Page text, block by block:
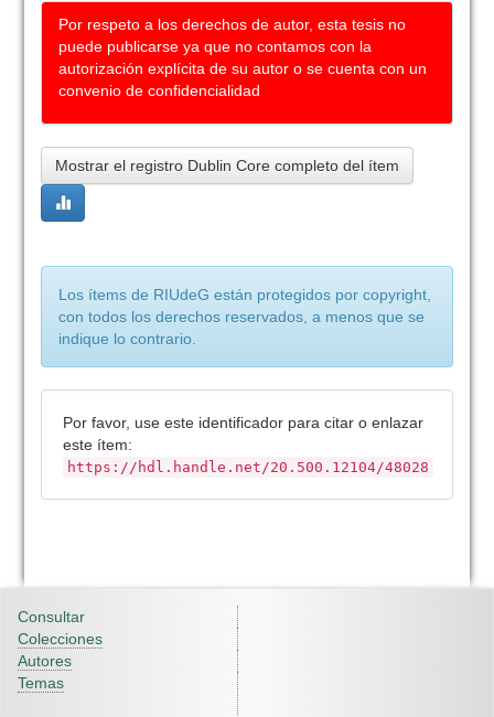
Por respeto a los derechos de autor, esta tesis no
puede publicarse ya que no contamos con la
autorización explícita de su autor o se cuenta con un
convenio de confidencialidad
Mostrar el registro Dublin Core completo del ítem
Los ítems de RIUdeG están protegidos por copyright,
con todos los derechos reservados, a menos que se
indique lo contrario.
Por favor, use este identificador para citar o enlazar
este ítem:
https://hdl.handle.net/20.500.12104/48028
Consultar
Colecciones
Autores
Temas